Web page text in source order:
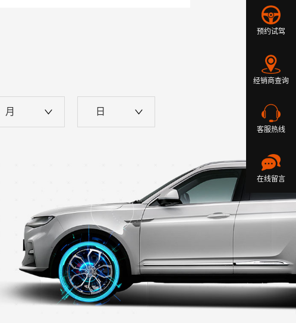
预约试驾
经销商查询
客服热线
400-890-
在线留言
月 日